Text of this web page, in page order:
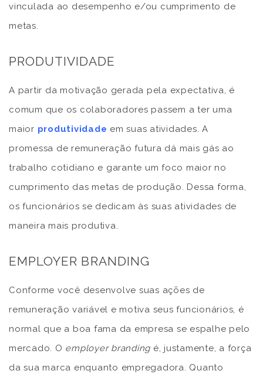
vinculada ao desempenho e/ou cumprimento de
metas.
PRODUTIVIDADE
A partir da motivação gerada pela expectativa, é
comum que os colaboradores passem a ter uma
maior produtividade em suas atividades. A
promessa de remuneração futura dá mais gás ao
trabalho cotidiano e garante um foco maior no
cumprimento das metas de produção. Dessa forma,
os funcionários se dedicam às suas atividades de
maneira mais produtiva.
EMPLOYER BRANDING
Conforme você desenvolve suas ações de
remuneração variável e motiva seus funcionários, é
normal que a boa fama da empresa se espalhe pelo
mercado. O employer branding é, justamente, a força
da sua marca enquanto empregadora. Quanto